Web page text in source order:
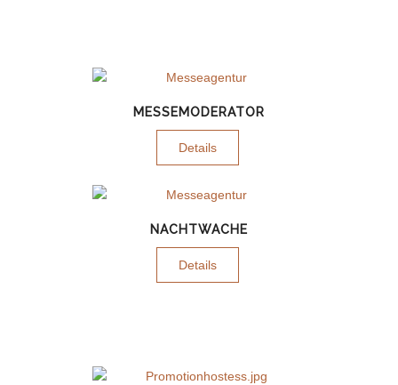
MESSEMODERATOR
Details
NACHTWACHE
Details